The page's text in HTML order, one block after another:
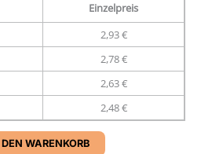
Einzelpreis
2,93 €
2,78 €
2,63 €
2,48 €
WARENKORB